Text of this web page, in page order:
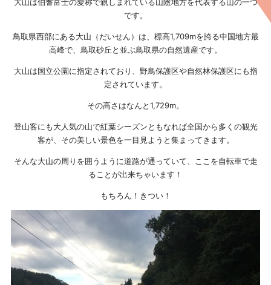
です。
鳥取県西部にある大山（だいせん）は、標高1,709mを誇る中国地方最
高峰で、鳥取砂丘と並ぶ鳥取県の自然遺産です。
大山は国立公園に指定されており、野鳥保護区や自然林保護区にも指
定されています。
その高さはなんと1,729m。
登山客にも大人気の山で紅葉シーズンともなれば全国から多くの観光
客が、その美しい景色を一目見ようと集まってきます。
そんな大山の周りを囲うように道路が通っていて、ここを自転車で走
ることが出来ちゃいます！
もちろん！きつい！